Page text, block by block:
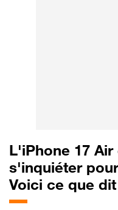
L'iPhone 17
s'inquiéter
Voici ce que